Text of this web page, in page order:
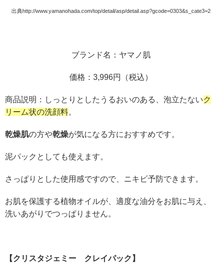
出典http://www.yamanohada.com/top/detail/asp/detail.asp?gcode=0303&s_cate3=2
ブランド名：ヤマノ肌
価格：3,996円（税込）
商品説明：しっとりとしたうるおいのある、泡立たないク
リーム状の洗顔料。
乾燥肌の方や乾燥が気になる方におすすめです。
泥パックとしても使えます。
さっぱりとした使用感ですので、ニキビ予防できます。
お肌を保護する植物オイルが、適度な油分をお肌に与え、
洗いあがりでつっぱりません。
【クリスタジェミー クレイパック】